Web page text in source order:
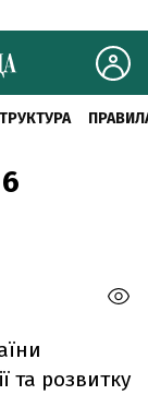
та розвитку